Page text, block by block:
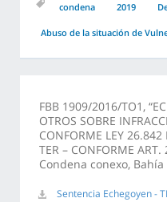
condena 2019
Abuso de la situación de
FBB 1909/2016/TO1,
OTROS SOBRE
CONFORME LEY
TER – CONFORME
Condena conexo, Bahía
Sentencia Echegoyen -